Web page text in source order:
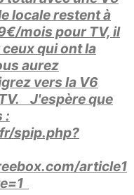
locale restent à
mois pour TV, il
qui ont la
aurez
vers la V6
J'espère que
:
spip.php?
article1